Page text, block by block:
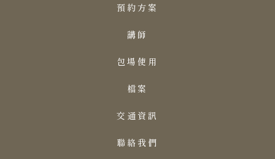
預約方案
講師
包場使用
檔案
交通資訊
聯絡我們